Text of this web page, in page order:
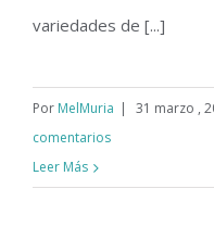
variedades de [...]
Por MelMuria | 31 marzo ,
comentarios
Leer Más